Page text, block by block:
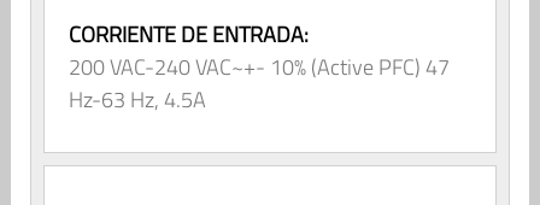
CORRIENTE DE ENTRADA:
200 VAC-240 VAC~+- 10% (Active PFC) 47
Hz-63 Hz, 4.5A